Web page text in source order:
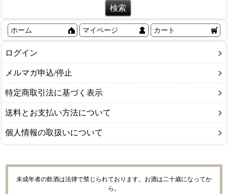
ホーム マイページ カート
ログイン
メルマガ申込/停止
特定商取引法に基づく表示
送料とお支払い方法について
個人情報の取扱いについて
未成年者の飲酒は法律で禁じられております。お酒は二十歳になってか
ら。